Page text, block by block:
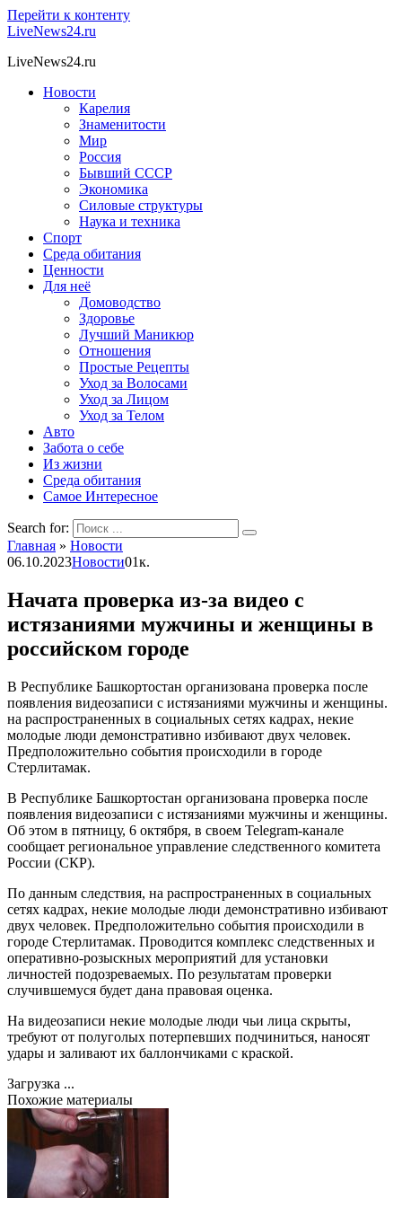
Перейти к контенту
LiveNews24.ru
LiveNews24.ru
Новости
Карелия
Знаменитости
Мир
Россия
Бывший СССР
Экономика
Силовые структуры
Наука и техника
Спорт
Среда обитания
Ценности
Для неё
Домоводство
Здоровье
Лучший Маникюр
Отношения
Простые Рецепты
Уход за Волосами
Уход за Лицом
Уход за Телом
Авто
Забота о себе
Из жизни
Среда обитания
Самое Интересное
Search for:
Главная » Новости
06.10.2023Новости01к.
Начата проверка из-за видео с
истязаниями мужчины и женщины в
российском городе
В Республике Башкортостан организована проверка после
появления видеозаписи с истязаниями мужчины и женщины.
на распространенных в социальных сетях кадрах, некие
молодые люди демонстративно избивают двух человек.
Предположительно события происходили в городе
Стерлитамак.
В Республике Башкортостан организована проверка после
появления видеозаписи с истязаниями мужчины и женщины.
Об этом в пятницу, 6 октября, в своем Telegram-канале
сообщает региональное управление следственного комитета
России (СКР).
По данным следствия, на распространенных в социальных
сетях кадрах, некие молодые люди демонстративно избивают
двух человек. Предположительно события происходили в
городе Стерлитамак. Проводится комплекс следственных и
оперативно-розыскных мероприятий для установки
личностей подозреваемых. По результатам проверки
случившемуся будет дана правовая оценка.
На видеозаписи некие молодые люди чьи лица скрыты,
требуют от полуголых потерпевших подчиниться, наносят
удары и заливают их баллончиками с краской.
Загрузка ...
Похожие материалы